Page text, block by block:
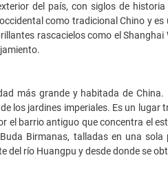
del país, con siglos de
como tradicional Chino y
rascacielos como el
más grande y habitada de
los jardines imperiales. Es un
barrio antiguo que concentra el
Birmanas, talladas en una
del río Huangpu y desde donde se